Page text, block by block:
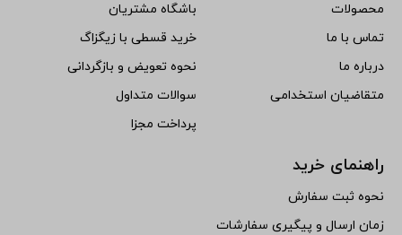
محصولات
تماس با ما
درباره ما
متقاضیان استخدامی
باشگاه مشتریان
خرید قسطی با زیگزاگ
نحوه تعویض و بازگردانی
سوالات متداول
پرداخت مجزا
راهنمای خرید
نحوه ثبت سفارش
زمان ارسال و پیگیری سفارشات